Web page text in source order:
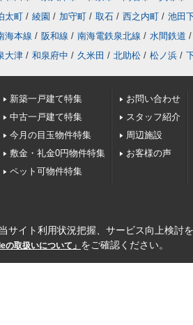
太町 / 綾園 / 加守町 / 取石 / 西之内町 / 池田
海本線 / 阪和線 / 南海電鉄泉北線 / 水間鉄道 /
大津 / 和泉府中 / 久米田 / 北助松 / 松ノ浜 /
新築一戸建て特集
中古一戸建て特集
今月の目玉物件特集
敷金・礼金0円物件特集
ペット可物件特集
お問い合わせ
スタッフ紹介
周辺施設
お客様の声
サイト利用状況把握、サービス向上検討
の取扱いについて」 をご確認ください。